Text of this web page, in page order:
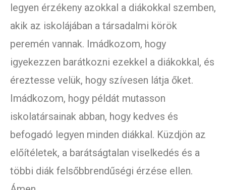
legyen érzékeny azokkal a diákokkal szemben,
akik az iskolájában a társadalmi körök
peremén vannak. Imádkozom, hogy
igyekezzen barátkozni ezekkel a diákokkal, és
éreztesse velük, hogy szívesen látja őket.
Imádkozom, hogy példát mutasson
iskolatársainak abban, hogy kedves és
befogadó legyen minden diákkal. Küzdjön az
előítéletek, a barátságtalan viselkedés és a
többi diák felsőbbrendűségi érzése ellen.